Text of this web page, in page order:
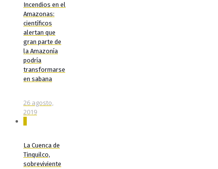
Incendios en el
Amazonas:
científicos
alertan que
gran parte de
la Amazonía
podría
transformarse
en sabana
26 agosto,
2019
La Cuenca de
Tinquilco,
sobreviviente